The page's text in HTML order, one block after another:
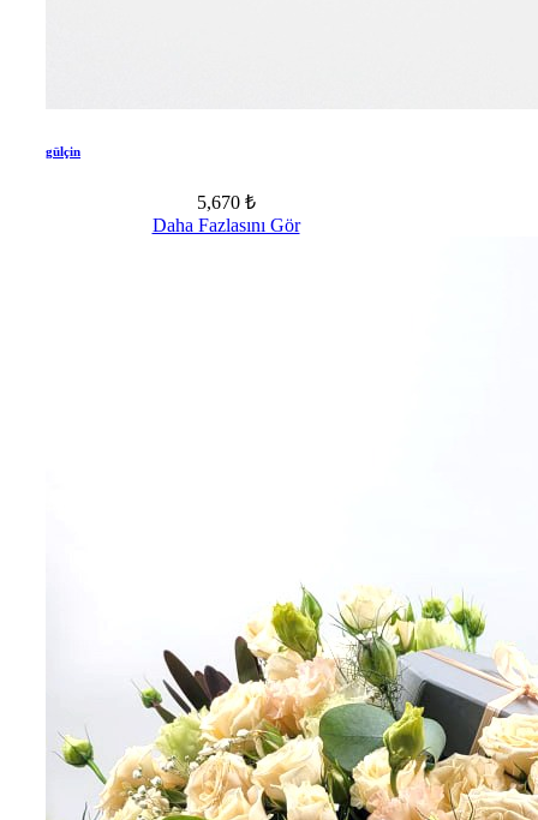
gülçin
5,670 ₺
Daha Fazlasını Gör